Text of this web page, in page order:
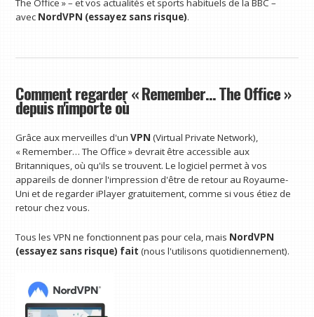
The Office » – et vos actualités et sports habituels de la BBC –
avec NordVPN (essayez sans risque).
Comment regarder « Remember… The Office »
depuis n'importe où
Grâce aux merveilles d'un VPN (Virtual Private Network),
« Remember… The Office » devrait être accessible aux
Britanniques, où qu'ils se trouvent. Le logiciel permet à vos
appareils de donner l'impression d'être de retour au Royaume-
Uni et de regarder iPlayer gratuitement, comme si vous étiez de
retour chez vous.
Tous les VPN ne fonctionnent pas pour cela, mais NordVPN
(essayez sans risque) fait(nous l'utilisons quotidiennement).